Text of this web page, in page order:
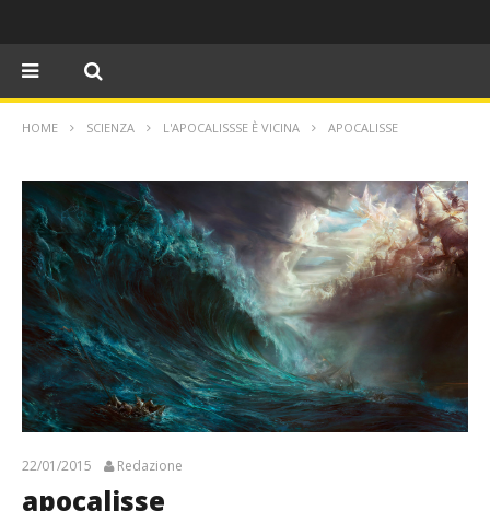
HOME SCIENZA L'APOCALISSSE È VICINA APOCALISSE
22/01/2015 Redazione
apocalisse